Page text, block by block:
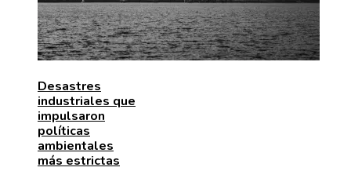
Desastres
industriales que
impulsaron
políticas
ambientales
más estrictas